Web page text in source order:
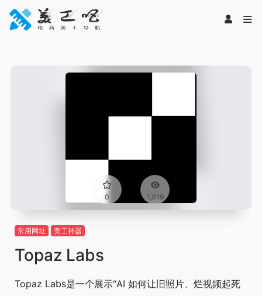
0 1,019
常用网址 美工神器
Topaz Labs
Topaz Labs是一个展示“AI 如何让旧照片、烂视频起死